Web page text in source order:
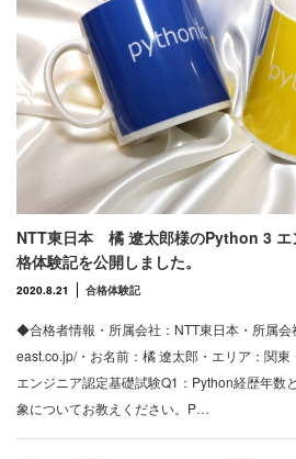
NTT東日本 橘 遼太郎様のPython 3 エ
格体験記を公開しました。
2020.8.21 合格体験記
◆合格者情報・所属会社：NTT東日本・所属会
east.co.jp/・お名前：橘 遼太郎・エリア：関
エンジニア認定基礎試験Q1：Python経歴年数
象についてお教えください。P…